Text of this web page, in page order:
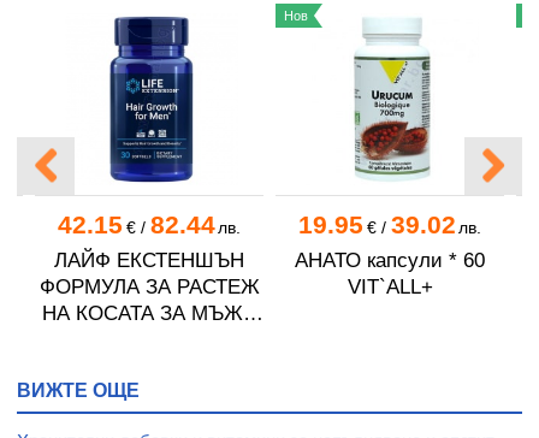
42.15 €/ 82.44 лв.
ЛАЙФ ЕКСТЕНШЪН
ФОРМУЛА ЗА РАСТЕЖ
НА КОСАТА ЗА МЪЖЕ
19.95 €/ 39.02 лв.
АНАТО капсули * 60
VIT`ALL+
Нов
ВИЖТЕ ОЩЕ